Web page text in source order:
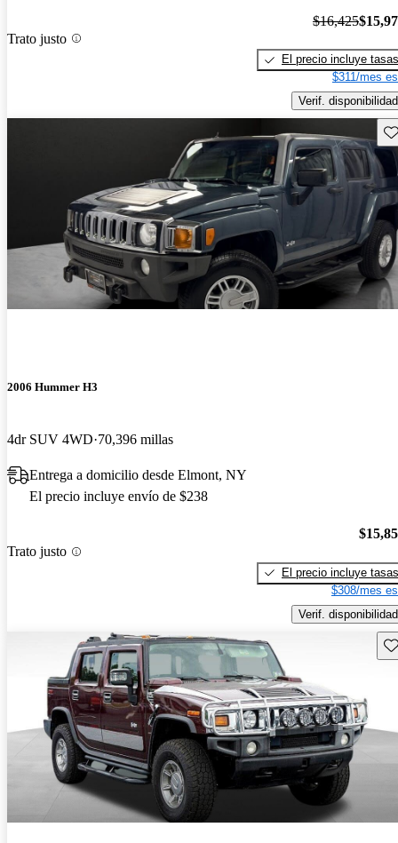
Trato justo
$16,425
El precio incluye tasas
$311/mes
Verif. disponibilidad
2006 Hummer H3
4dr SUV 4WD 70,396 millas
Entrega a domicilio desde Elmont, NY
El precio incluye envío de $238
Trato justo
El precio incluye tasas
$308/mes
Verif. disponibilidad